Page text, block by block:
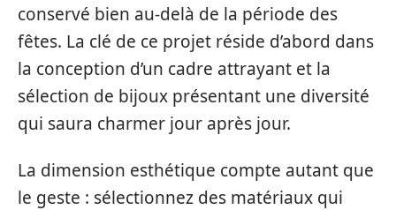
conservé bien au-delà de la période des
fêtes. La clé de ce projet réside d’abord dans
la conception d’un cadre attrayant et la
sélection de bijoux présentant une diversité
qui saura charmer jour après jour.
La dimension esthétique compte autant que
le geste : sélectionnez des matériaux qui